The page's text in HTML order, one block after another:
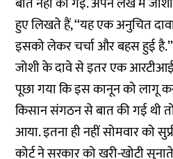
हुए लिखते हैं, ‘‘यह एक अनुचित
इसको लेकर चर्चा और बहस हुई है.’’
जोशी के दावे से इतर एक
पूछा गया कि इस कानून को लागू
किसान संगठन से बात की गई थी
आया. इतना ही नहीं सोमवार को
कोर्ट ने सरकार को खरी-खोटी